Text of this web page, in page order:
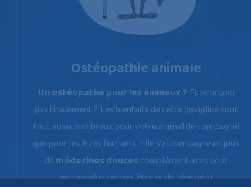
Ostéopathie animale
Un ostéopathe pour les animaux ? Et pourquoi
pas finalement ? Les bienfaits de cette discipline sont
tout aussi nombreux pour votre animal de compagnie
que pour les êtres humains. Elle s’accompagne en plus
demédecines douces complémentaires pour
encore plus de bien-être et de zénitude !